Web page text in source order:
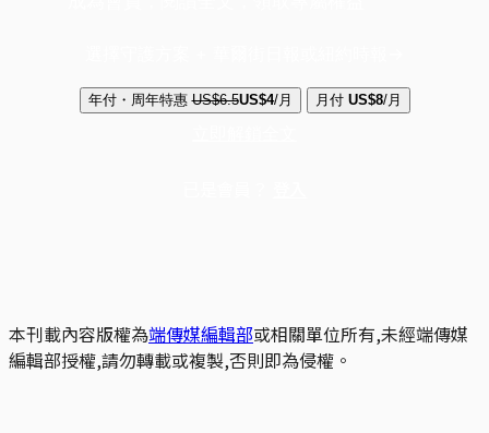
年付・周年特惠 US$6.5US$4/月 月付 US$8/月
本刊載內容版權為端傳媒編輯部或相關單位所有,未經端傳媒
編輯部授權,請勿轉載或複製,否則即為侵權。